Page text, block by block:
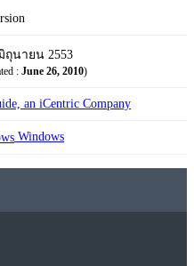
ถุนายน 2553
: June 26, 2010)
an iCentric Company
Windows